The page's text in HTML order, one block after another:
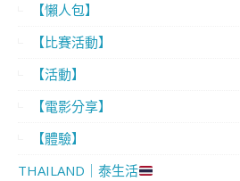
【懶人包】
【比賽活動】
【活動】
【電影分享】
【體驗】
THAILAND｜泰生活